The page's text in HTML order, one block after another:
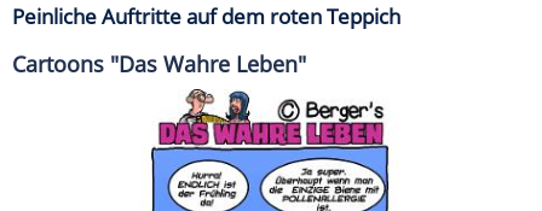
Peinliche Auftritte auf dem roten Teppich
Cartoons "Das Wahre Leben"